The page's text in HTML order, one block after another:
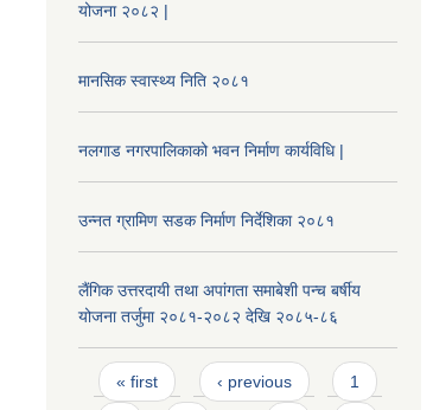
योजना २०८२ |
मानसिक स्वास्थ्य निति २०८१
नलगाड नगरपालिकाको भवन निर्माण कार्यविधि |
उन्नत ग्रामिण सडक निर्माण निर्देशिका २०८१
लैंगिक उत्तरदायी तथा अपांगता समाबेशी पन्च बर्षीय
योजना तर्जुमा २०८१-२०८२ देखि २०८५-८६
Pages
« first ‹ previous 1